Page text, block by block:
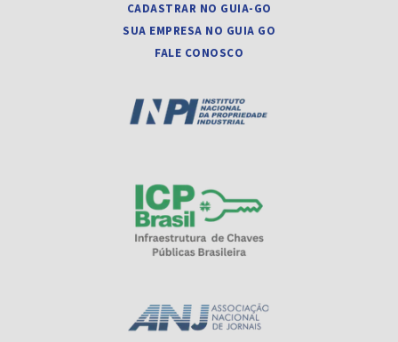
CADASTRAR NO GUIA-GO
SUA EMPRESA NO GUIA GO
FALE CONOSCO